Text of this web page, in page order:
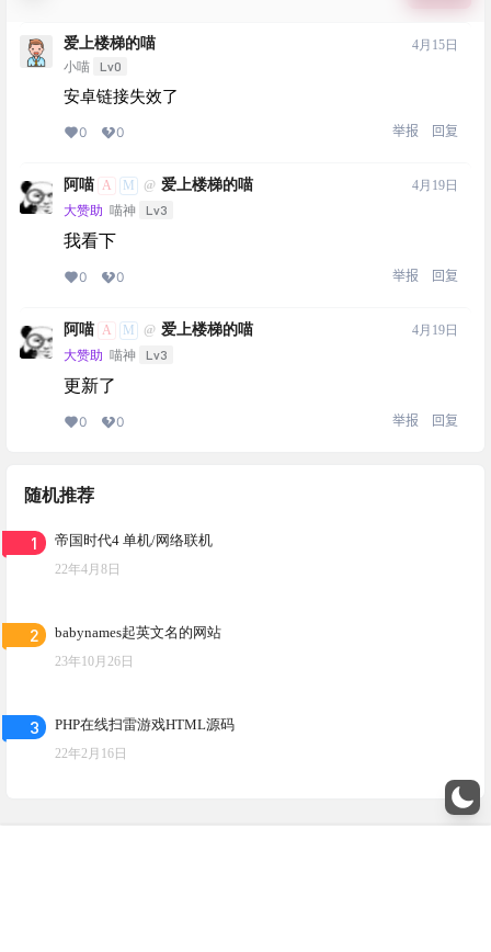
爱上楼梯的喵
小喵 Lv0
4月15日
安卓链接失效了
0 0 举报 回复
阿喵 A M @ 爱上楼梯的喵
大赞助 喵神 Lv3
4月19日
我看下
0 0 举报 回复
阿喵 A M @ 爱上楼梯的喵
大赞助 喵神 Lv3
4月19日
更新了
0 0 举报 回复
随机推荐
1 帝国时代4 单机/网络联机
22年4月8日
2 babynames起英文名的网站
23年10月26日
3 PHP在线扫雷游戏HTML源码
22年2月16日